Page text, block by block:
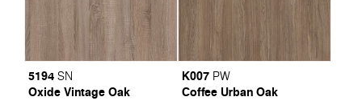
5194 SN
Oxide Vintage Oak
K007 PW
Coffee Urban Oak